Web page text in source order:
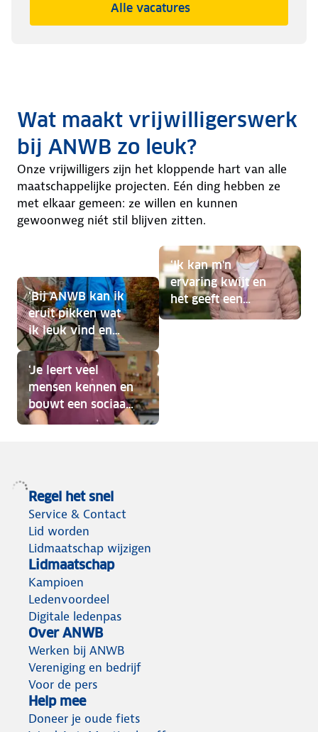
Alle vacatures
Wat maakt vrijwilligerswerk
bij ANWB zo leuk?
Onze vrijwilligers zijn het kloppende hart van alle
maatschappelijke projecten. Eén ding hebben ze
met elkaar gemeen: ze willen en kunnen
gewoonweg niét stil blijven zitten.
‘Bij ANWB kan ik
eruit pikken wat
ik leuk vind en
wat in mijn
agenda past'
‘Je leert veel
mensen kennen en
bouwt een sociaal
netwerk op.’
‘Ik kan m'n
ervaring kwijt en
het geeft een
dankbaar gevoel’
Regel het snel
Service & Contact
Lid worden
Lidmaatschap wijzigen
Lidmaatschap
Kampioen
Ledenvoordeel
Digitale ledenpas
Over ANWB
Werken bij ANWB
Vereniging en bedrijf
Voor de pers
Help mee
Doneer je oude fiets